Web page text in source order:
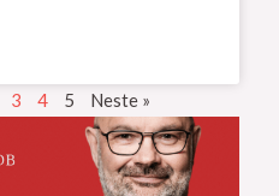
3 4 5 Neste »